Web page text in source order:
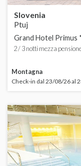
Slovenia
Ptuj
Grand Hotel Primus
2 / 3 notti mezza
Montagna
Check-in dal 23/08/26 al